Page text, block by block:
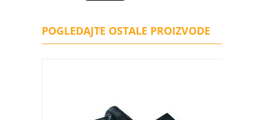
POGLEDAJTE OSTALE PROIZVODE